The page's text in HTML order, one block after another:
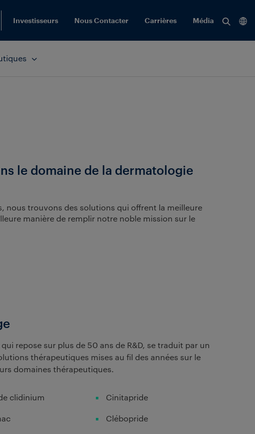
Investisseurs Nous Contacter Carrières Média
Voir
le domaine de la dermatologie
nous trouvons des solutions qui offrent la meilleure
manière de remplir notre noble mission sur le
repose sur plus de 50 ans de R&D, se traduit par un
thérapeutiques mises au fil des années sur le
domaines thérapeutiques.
clidinium Cinitapride
Clébopride